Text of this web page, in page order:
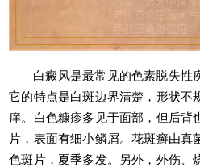
白癜风是最常见的色素脱失性
它的特点是白斑边界清楚，形状不
痒。白色糠疹多见于面部，但后背
片，表面有细小鳞屑。花斑癣由真
色斑片，夏季多发。另外，外伤、